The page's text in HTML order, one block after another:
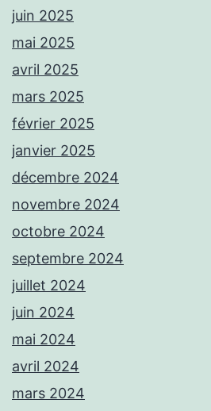
juin 2025
mai 2025
avril 2025
mars 2025
février 2025
janvier 2025
décembre 2024
novembre 2024
octobre 2024
septembre 2024
juillet 2024
juin 2024
mai 2024
avril 2024
mars 2024